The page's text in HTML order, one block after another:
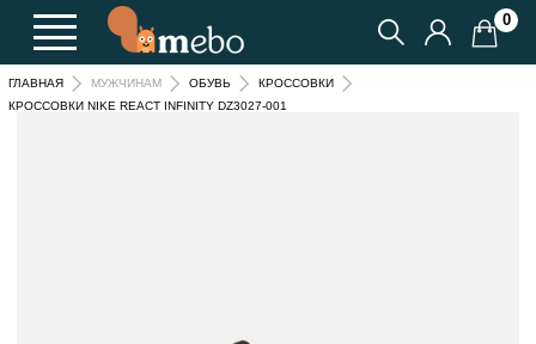
0
ГЛАВНАЯ МУЖЧИНАМ ОБУВЬ
КРОССОВКИ
КРОССОВКИ NIKE REACT INFINITY DZ3027-001